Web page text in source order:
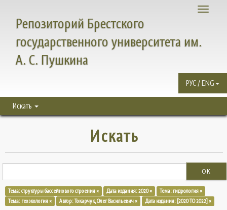
Toggle
Репозиторий Брестского
государственного университета им.
А. С. Пушкина
РУС / ENG
Искать
Искать
OK
Тема: структуры бассейнового строения × Дата издания: 2020 ×
Тема: гидрология ×
Тема: геоэкология ×
Автор: Токарчук, Олег Васильевич × Дата издания: [2020 TO 2022] ×